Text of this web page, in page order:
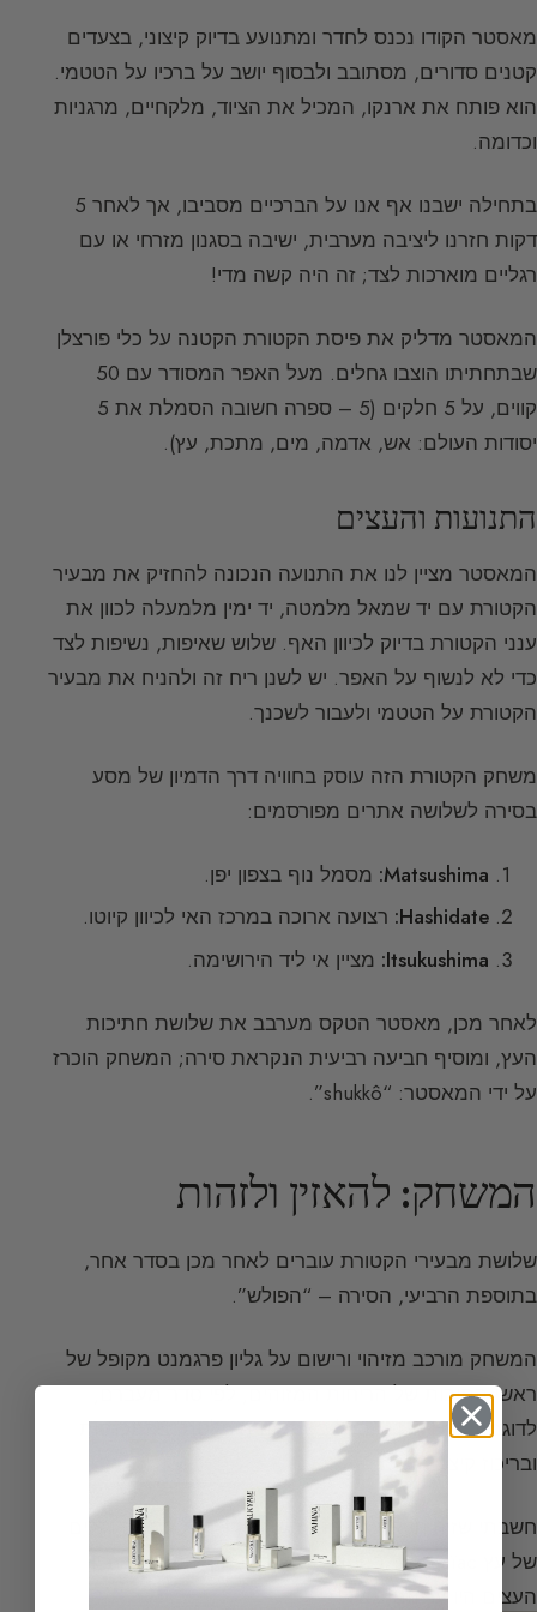
מאסטר הקודו נכנס לחדר ומתנועע בדיוק קיצוני, בצעדים
קטנים סדורים, מסתובב ולבסוף יושב על ברכיו על הטטמי.
הוא פותח את ארנקו, המכיל את הציוד, מלקחיים, מרגניות
וכדומה.
בתחילה ישבנו אף אנו על הברכיים מסביבו, אך לאחר 5
דקות חזרנו ליציבה מערבית, ישיבה בסגנון מזרחי או עם
רגליים מוארכות לצד; זה היה קשה מדי!
המאסטר מדליק את פיסת הקטורת הקטנה על כלי פורצלן
שבתחתיתו הוצבו גחלים. מעל האפר המסודר עם 50
קווים, על 5 חלקים (5 – ספרה חשובה הסמלת את 5
יסודות העולם: אש, אדמה, מים, מתכת, עץ).
התנועות והעצים
המאסטר מציין לנו את התנועה הנכונה להחזיק את מבעיר
הקטורת עם יד שמאל מלמטה, יד ימין מלמעלה לכוון את
ענני הקטורת בדיוק לכיוון האף. שלוש שאיפות, נשיפות לצד
כדי לא לנשוף על האפר. יש לשנן ריח זה ולהניח את מבעיר
הקטורת על הטטמי ולעבור לשכנך.
משחק הקטורת הזה עוסק בחוויה דרך הדמיון של מסע
בסירה לשלושה אתרים מפורסמים:
Matsushima: מסמל נוף בצפון יפן.
Hashidate: רצועה ארוכה במרכז האי לכיוון קיוטו.
Itsukushima: מציין אי ליד הירושימה.
לאחר מכן, מאסטר הטקס מערבב את שלושת חתיכות
העץ, ומוסיף חביעה רביעית הנקראת סירה; המשחק הוכרז
על ידי המאסטר: “shukkô”.
המשחק: להאזין ולזהות
שלושת מבעירי הקטורת עוברים לאחר מכן בסדר אחר,
בתוספת הרביעי, הסירה – “הפולש”.
המשחק מורכב מזיהוי ורישום על גליון פרגמנט מקופל של
ראשי התיבות של הריחות המזוהים, לפי סדר מעברם,
לדוגמה: I M H B – הכל בשתיקה מוחלטת, בהתכנסות
ובריכוז קיצוני.
חשבתי שזיהיתי את הריחות השונים, ריחות עדינים וקלים
של עץ gaïac, עצי במקצת, אבקניים, אך ההבדלים בין
העצים
היו עדינים מאוד!